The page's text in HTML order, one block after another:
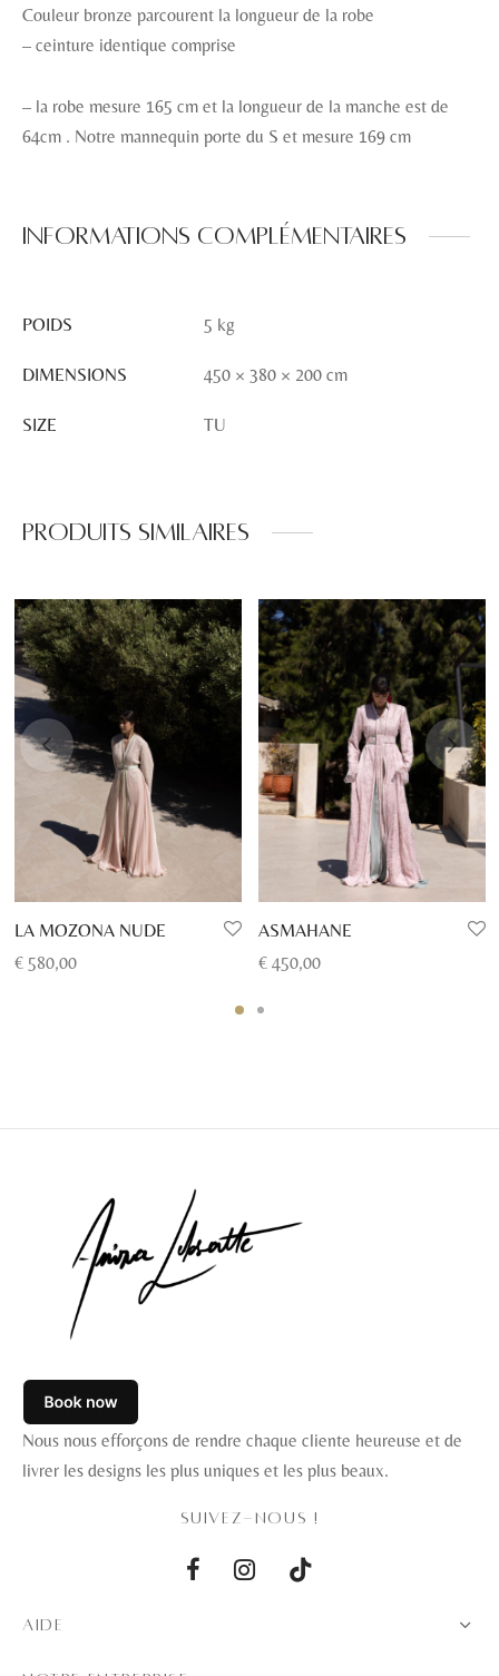
Couleur bronze parcourent la longueur de la robe
– ceinture identique comprise
– la robe mesure 165 cm et la longueur de la manche est de
64cm . Notre mannequin porte du S et mesure 169 cm
Informations complémentaires
POIDS 5 kg
DIMENSIONS 450 × 380 × 200 cm
SIZE TU
Produits similaires
LA MOZONA NUDE
€580,00
ASMAHANE
€450,00
Nous nous efforçons de rendre chaque cliente heureuse et de
livrer les designs les plus uniques et les plus beaux.
SUIVEZ-NOUS !
AIDE